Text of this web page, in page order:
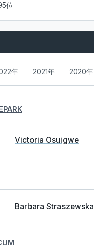
位
年 2021年 2020年
Victoria Osuigwe
Barbara Straszewska